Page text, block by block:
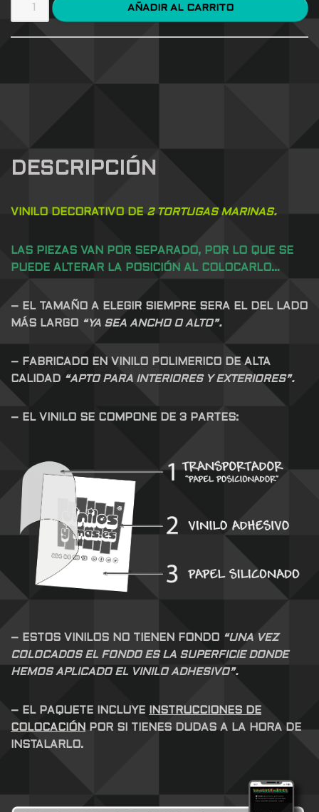
AÑADIR AL CARRITO
DESCRIPCIÓN
VINILO DECORATIVO DE2 TORTUGAS MARINAS.
LAS PIEZAS VAN POR SEPARADO, POR LO QUE SE
PUEDE ALTERAR LA POSICIÓN AL COLOCARLO…
– EL TAMAÑO A ELEGIR SIEMPRE SERA EL DEL LADO
MÁS LARGO “YA SEA ANCHO O ALTO”.
– FABRICADO EN VINILO POLIMERICO DE ALTA
CALIDAD “APTO PARA INTERIORES Y EXTERIORES”.
– EL VINILO SE COMPONE DE 3 PARTES:
– ESTOS VINILOS NO TIENEN FONDO “UNA VEZ
COLOCADOS EL FONDO ES LA SUPERFICIE DONDE
HEMOS APLICADO EL VINILO ADHESIVO”.
– EL PAQUETE INCLUYE
INSTRUCCIONES DE
COLOCACIÓNPOR SI TIENES DUDAS A LA HORA DE
INSTALARLO.